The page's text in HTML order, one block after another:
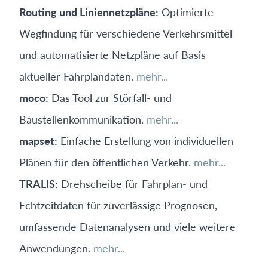
Routing und Liniennetzpläne: Optimierte
Wegfindung für verschiedene Verkehrsmittel
und automatisierte Netzpläne auf Basis
aktueller Fahrplandaten. mehr...
moco: Das Tool zur Störfall- und
Baustellenkommunikation. mehr...
mapset: Einfache Erstellung von individuellen
Plänen für den öffentlichen Verkehr. mehr...
TRALIS: Drehscheibe für Fahrplan- und
Echtzeitdaten für zuverlässige Prognosen,
umfassende Datenanalysen und viele weitere
Anwendungen. mehr...